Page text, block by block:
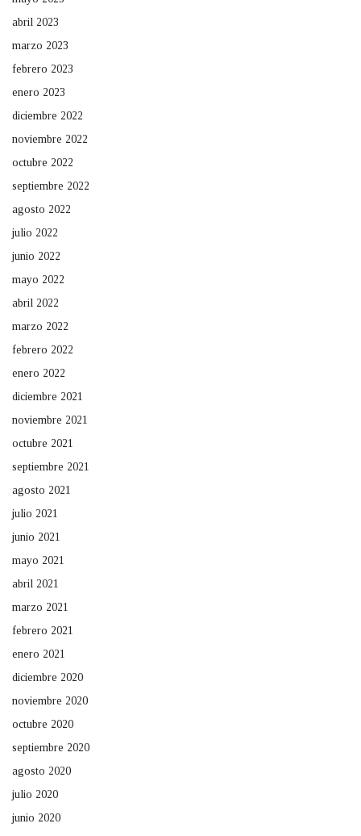
abril 2023
marzo 2023
febrero 2023
enero 2023
diciembre 2022
noviembre 2022
octubre 2022
septiembre 2022
agosto 2022
julio 2022
junio 2022
mayo 2022
abril 2022
marzo 2022
febrero 2022
enero 2022
diciembre 2021
noviembre 2021
octubre 2021
septiembre 2021
agosto 2021
julio 2021
junio 2021
mayo 2021
abril 2021
marzo 2021
febrero 2021
enero 2021
diciembre 2020
noviembre 2020
octubre 2020
septiembre 2020
agosto 2020
julio 2020
junio 2020